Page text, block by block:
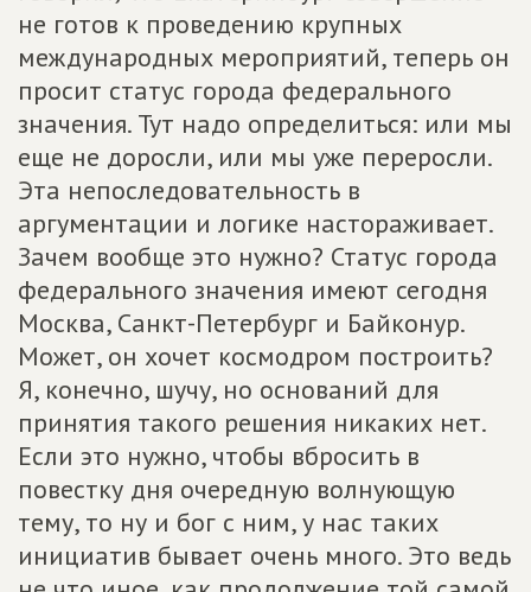
не готов к проведению крупных
международных мероприятий, теперь он
просит статус города федерального
значения. Тут надо определиться: или мы
еще не доросли, или мы уже переросли.
Эта непоследовательность в
аргументации и логике настораживает.
Зачем вообще это нужно? Статус города
федерального значения имеют сегодня
Москва, Санкт-Петербург и Байконур.
Может, он хочет космодром построить?
Я, конечно, шучу, но оснований для
принятия такого решения никаких нет.
Если это нужно, чтобы вбросить в
повестку дня очередную волнующую
тему, то ну и бог с ним, у нас таких
инициатив бывает очень много. Это ведь